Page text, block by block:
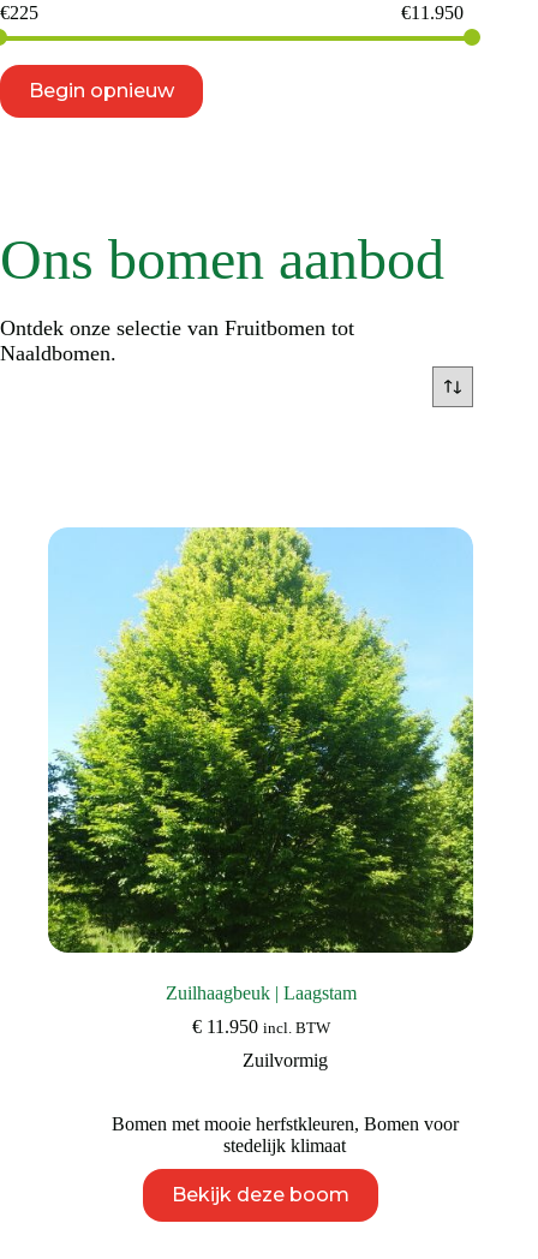
Ons bomen aanbod
Ontdek onze selectie van Fruitbomen tot
Naaldbomen.
Zuilhaagbeuk | Laagstam
€11.950 incl. BTW
Zuilvormig
Bomen met mooie herfstkleuren, Bomen voor
stedelijk klimaat
Bekijk deze boom
product
heeft
€225 €11.950
Begin opnieuw